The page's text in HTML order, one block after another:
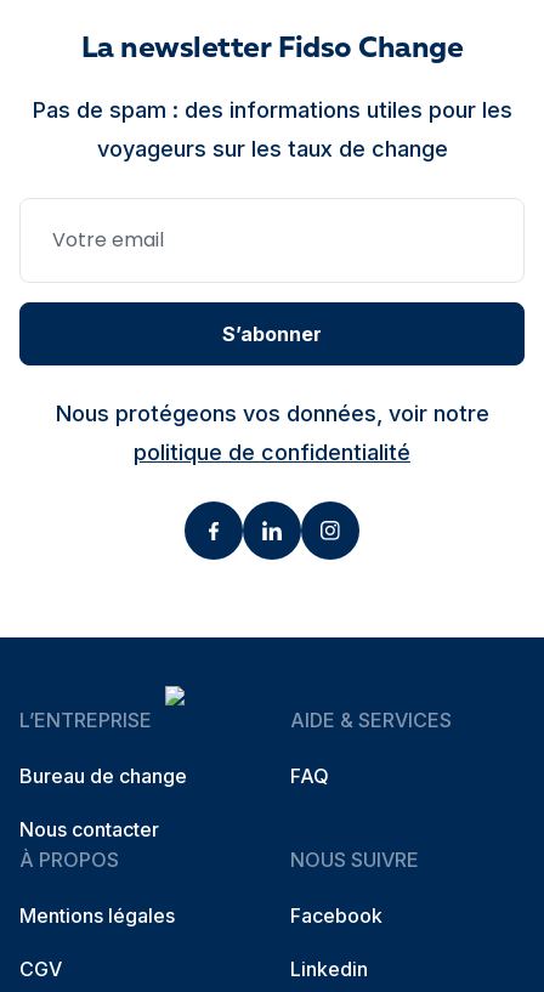
La newsletter Fidso Change
Pas de spam : des informations utiles pour les
voyageurs sur les taux de change
S’abonner
Nous protégeons vos données, voir notre
politique de confidentialité
L’ENTREPRISE
Bureau de change
Nous contacter
AIDE & SERVICES
FAQ
À PROPOS
Mentions légales
CGV
NOUS SUIVRE
Facebook
Linkedin